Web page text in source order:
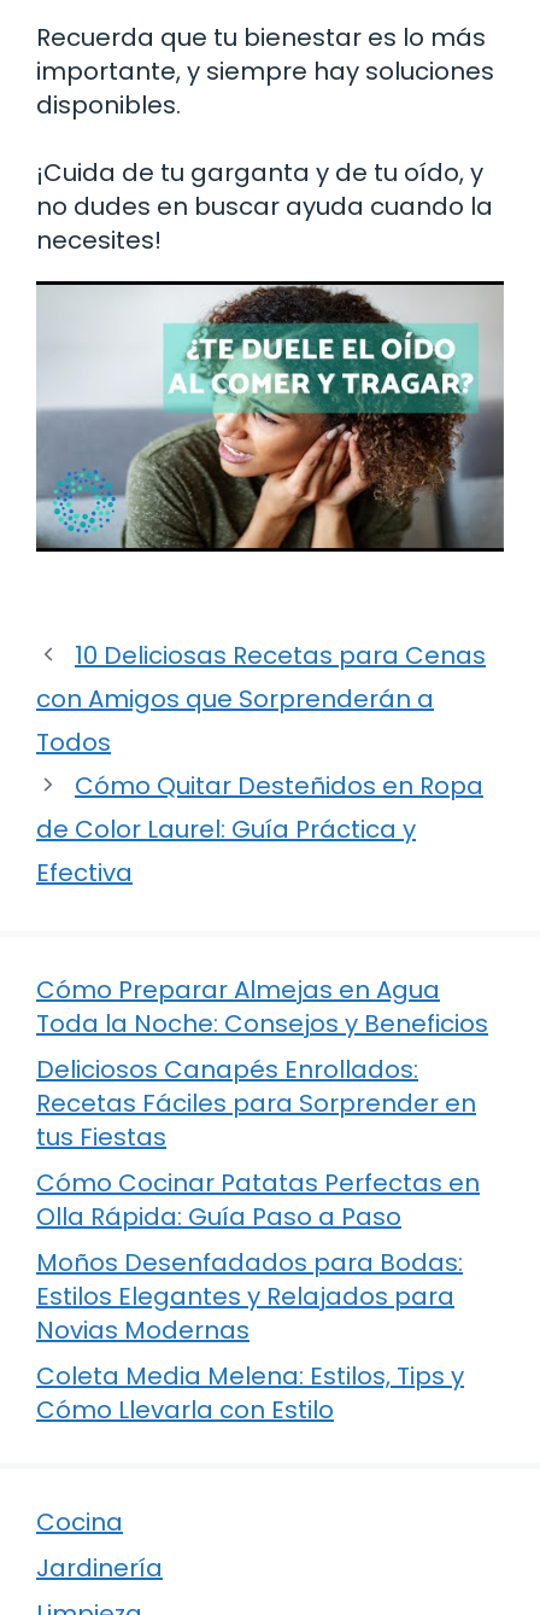
Recuerda que tu bienestar es lo más
importante, y siempre hay soluciones
disponibles.
¡Cuida de tu garganta y de tu oído, y
no dudes en buscar ayuda cuando la
necesites!
10 Deliciosas Recetas para Cenas
con Amigos que Sorprenderán a
Todos
Cómo Quitar Desteñidos en Ropa
de Color Laurel: Guía Práctica y
Efectiva
Cómo Preparar Almejas en Agua
Toda la Noche: Consejos y Beneficios
Deliciosos Canapés Enrollados:
Recetas Fáciles para Sorprender en
tus Fiestas
Cómo Cocinar Patatas Perfectas en
Olla Rápida: Guía Paso a Paso
Moños Desenfadados para Bodas:
Estilos Elegantes y Relajados para
Novias Modernas
Coleta Media Melena: Estilos, Tips y
Cómo Llevarla con Estilo
Cocina
Jardinería